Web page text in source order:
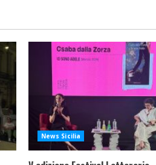
News Sicilia